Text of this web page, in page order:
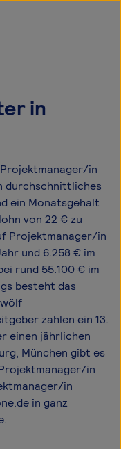
in
in
durchschnittliches
ein Monatsgehalt
von 22 € zu
Projektmanager/in
und 6.258 € im
rund 55.100 € im
besteht das
zahlen ein 13.
einen jährlichen
München gibt es
in
in
in ganz